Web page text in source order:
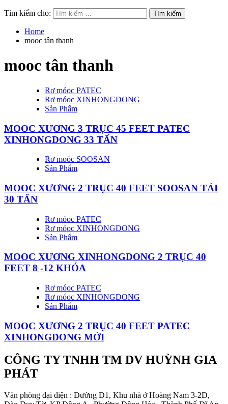
Tìm kiếm cho:
Home
mooc tân thanh
mooc tân thanh
Rơ móoc PATEC
Rơ móoc XINHONGDONG
Sản Phẩm
MOOC XƯƠNG 3 TRỤC 45 FEET PATEC
XINHONGDONG 33 TẤN
Rơ moóc SOOSAN
Sản Phẩm
MOOC XƯƠNG 2 TRỤC 40 FEET SOOSAN TẢI
30 TẤN
Rơ móoc PATEC
Rơ móoc XINHONGDONG
Sản Phẩm
MOOC XƯƠNG XINHONGDONG 2 TRỤC 40
FEET 8 -12 KHÓA
Rơ móoc PATEC
Rơ móoc XINHONGDONG
Sản Phẩm
MOOC XƯƠNG 2 TRỤC 40 FEET PATEC
XINHONGDONG MỚI
CÔNG TY TNHH TM DV HUỲNH GIA
PHÁT
Văn phòng đại diện : Đường D1, Khu nhà ở Hoàng Nam 3-2D,